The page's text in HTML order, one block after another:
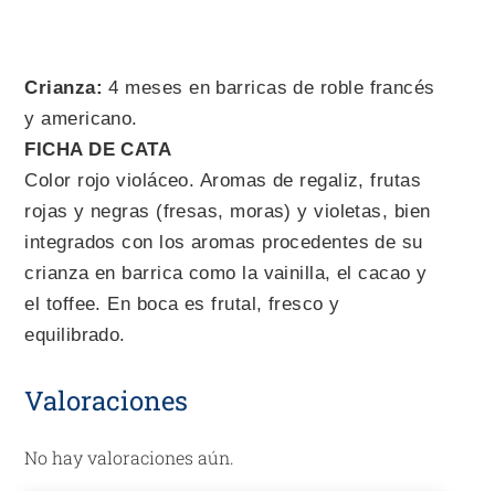
Toro
75cl
cantidad
Crianza: 4 meses en barricas de roble francés
y americano.
FICHA DE CATA
Color rojo violáceo. Aromas de regaliz, frutas
rojas y negras (fresas, moras) y violetas, bien
integrados con los aromas procedentes de su
crianza en barrica como la vainilla, el cacao y
el toffee. En boca es frutal, fresco y
equilibrado.
Valoraciones
No hay valoraciones aún.